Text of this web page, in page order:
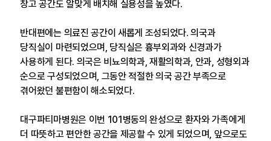
창고 공간도 알맞게 배치해 실용성을 높였다.
반대편에는 의료진 공간이 새롭게 조성되었다. 의국과
당직실이 마련되었으며, 당직실은 흉부외과와 신경과가
사용하게 된다. 의국은 비뇨의학과, 재활의학과, 안과, 성형외과
순으로 구성되었으며, 그동안 적절한 의국 공간 부족으로
겪어왔던 불편함이 해소되었다.
대구파티마병원은 이번 101병동의 완성으로 환자와 가족에게
더 따뜻하고 편안한 공간을 제공할 수 있게 되었으며, 앞으로도